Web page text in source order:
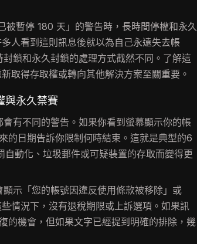
暫停 180 天」的警告時，長時間停權和永久
人看到這則訊息後就以為自己永遠失去帳
鎖和永久封鎖的處理方式截然不同。了解這
取得存取權或轉向其他解決方案至關重要。
與永久禁賽
有不同的警告。如果你看到螢幕顯示你的帳
的日期告訴你限制何時結束。這就是典型的6
動化、垃圾郵件或可疑裝置的存取而變得更
示「您的帳號因違反使用條款被移除」或
情況下，沒有退稅期限或上訴選項。如果訊
的機會，但如果文字已經提到明確的排除，幾